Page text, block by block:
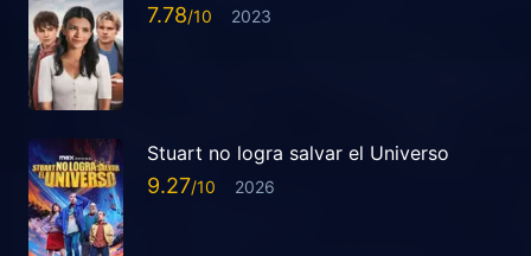
7.78 2023
Stuart no logra salvar el Universo
9.27 2026